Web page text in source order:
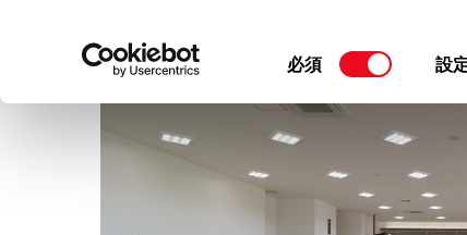
て」をご覧ください。
同
の
選
必須 設